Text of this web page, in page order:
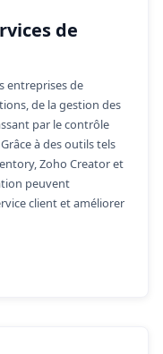
de
entreprises de
de la gestion des
par le contrôle
à des outils tels
Zoho Creator et
peuvent
client et améliorer